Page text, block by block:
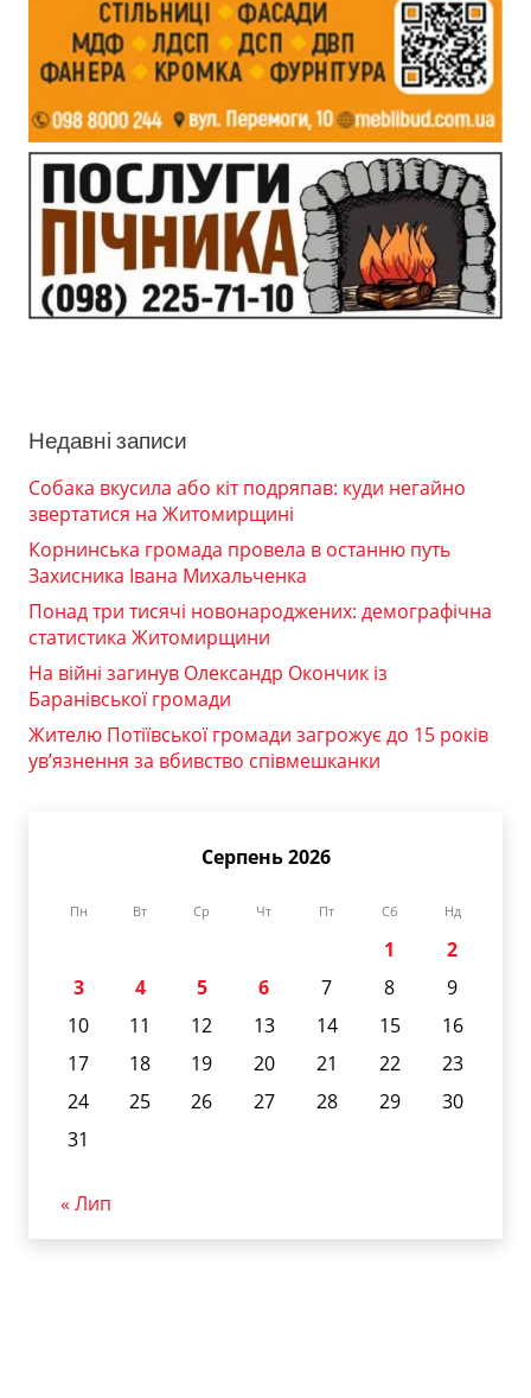
Недавні записи
Собака вкусила або кіт подряпав: куди негайно
звертатися на Житомирщині
Корнинська громада провела в останню путь
Захисника Івана Михальченка
Понад три тисячі новонароджених: демографічна
статистика Житомирщини
На війні загинув Олександр Окончик із
Баранівської громади
Жителю Потіївської громади загрожує до 15 років
ув’язнення за вбивство співмешканки
Серпень 2026
Пн Вт Ср Чт Пт Сб Нд
1
2
3
4 5 6 7 8
9
10
11 12 13 14 15
16
17
18 19 20 21 22
23
24
25 26 27 28 29
30
31
« Лип